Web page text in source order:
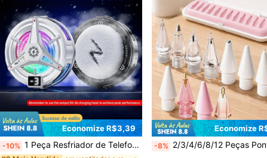
Economize R$3,39
-10% 1 Peça Resfriador de Telefone com Iluminação RGB Magnética Preta com Exibição de Temperatura, Almofada de Resfriamento de Semicondutor, Clipe de Resfriamento de Telefone, Dispositivo de Resfriamento para Jogos
Economize
-8% 2/3/4/6/8/12 Peças Pontas de Lápis de Reposição, Compatível com Apple Pencil Pro, Ponta de Metal Fina para Apple Pencil 2ª Geração e 1ª Geração/Apple Pencil USB-C, Conjunto de Pontas Resistentes ao Desgaste com Controle Preciso, Adequado como Caixa de Presente de